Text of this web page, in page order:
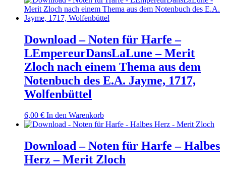
Download – Noten für Harfe –
LEmpereurDansLaLune – Merit
Zloch nach einem Thema aus dem
Notenbuch des E.A. Jayme, 1717,
Wolfenbüttel
6,00 € In den Warenkorb
Download – Noten für Harfe – Halbes
Herz – Merit Zloch